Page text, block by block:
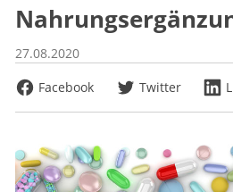
27.08.2020
Facebook
Twitter